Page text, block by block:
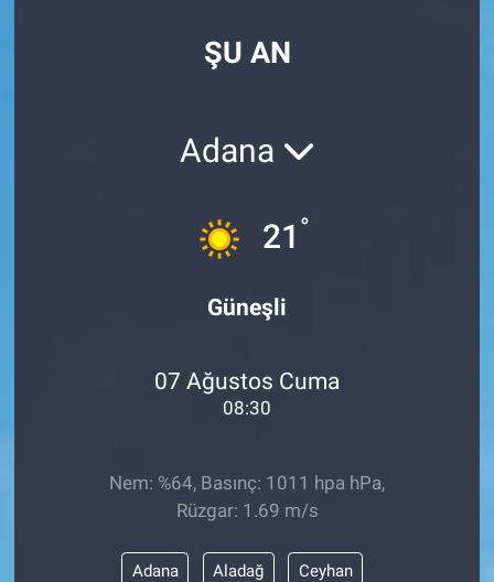
ŞU AN
Adana
21 °
Güneşli
07 Ağustos Cuma
08:30
Nem: %64, Basınç: 1011 hpa hPa,
Rüzgar: 1.69 m/s
Adana Aladağ Ceyhan